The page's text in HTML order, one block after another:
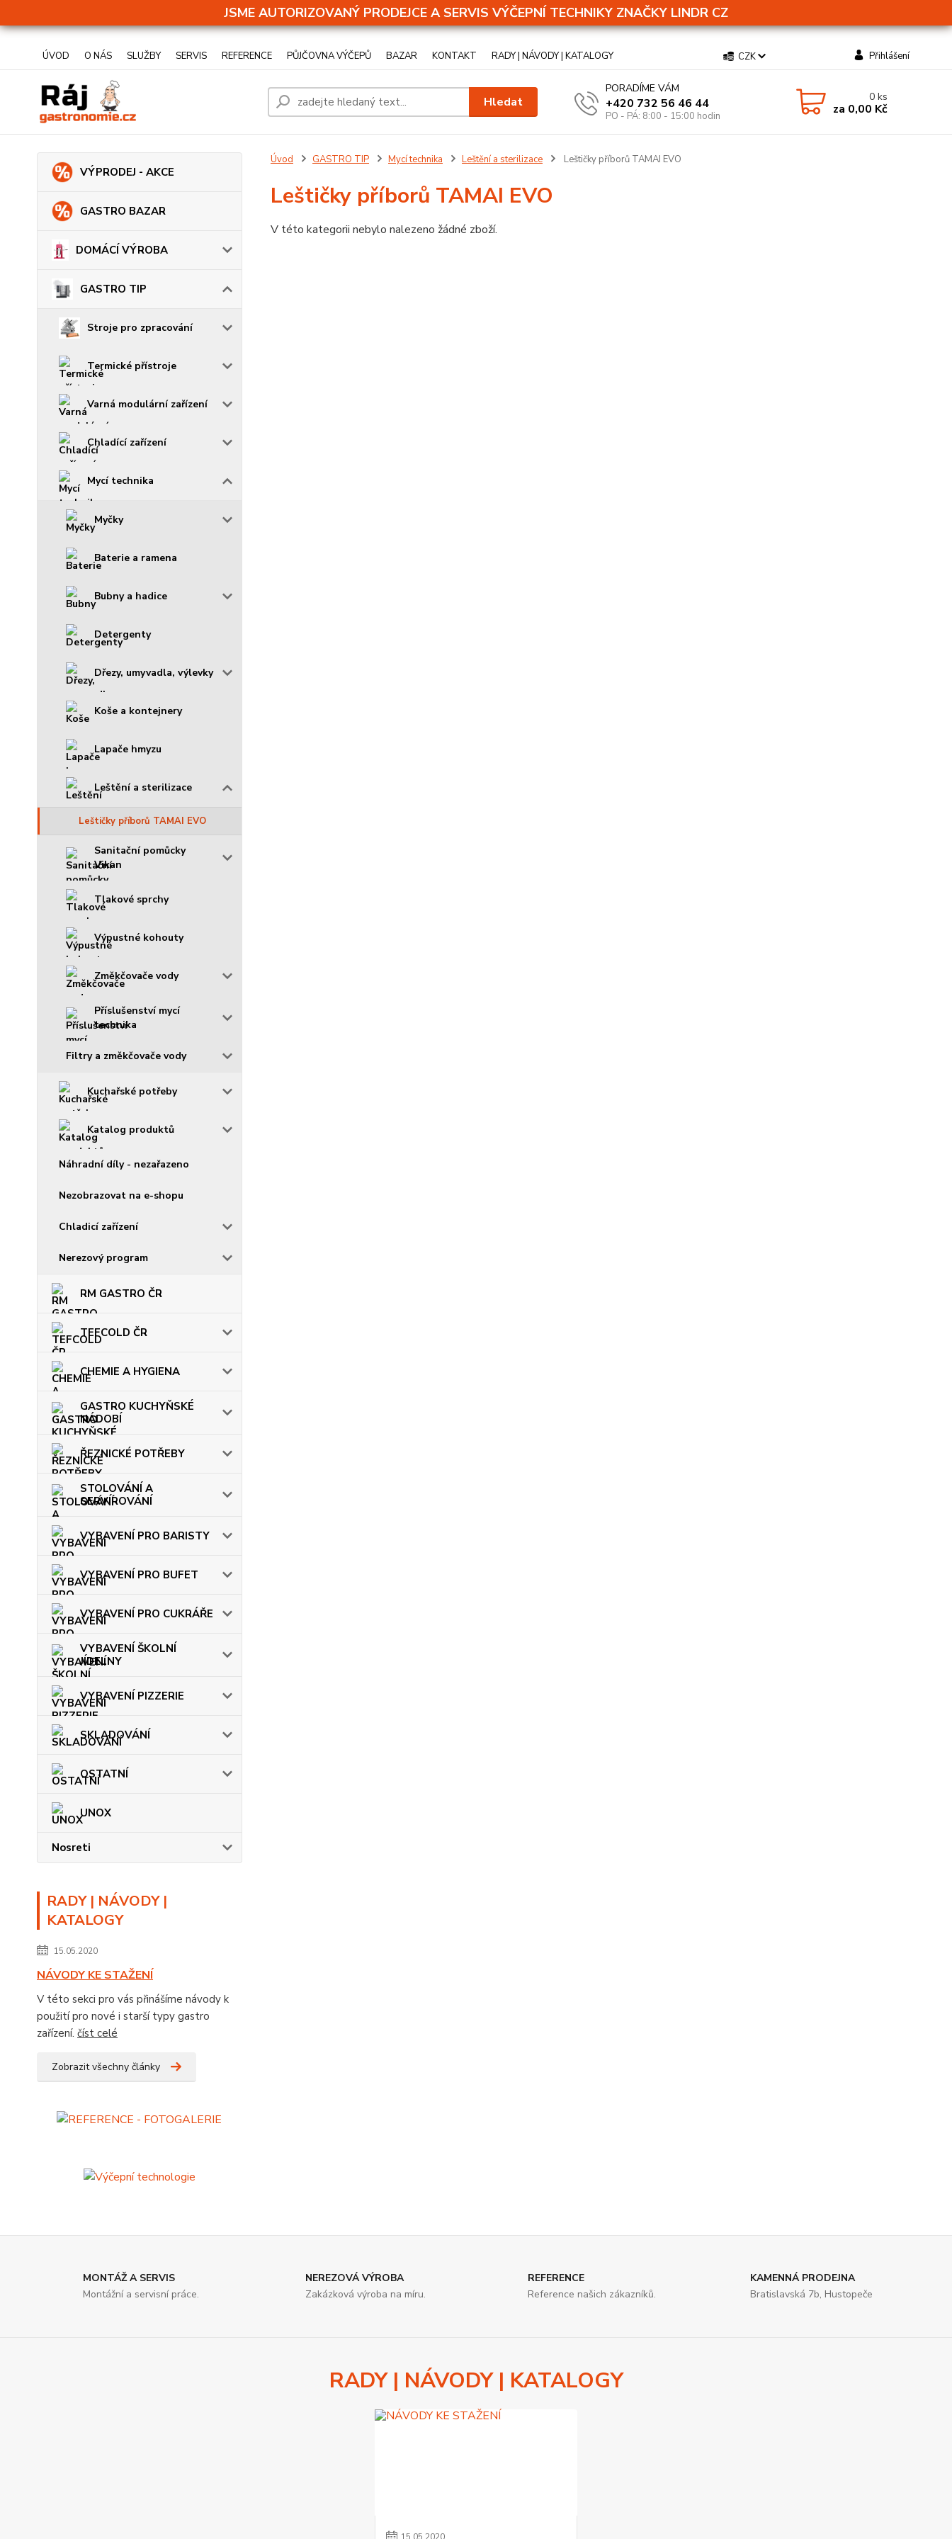
JSME AUTORIZOVANÝ PRODEJCE A SERVIS VÝČEPNÍ TECHNIKY ZNAČKY LINDR CZ
ÚVOD O NÁS SLUŽBY SERVIS REFERENCE PŮJČOVNA VÝČEPŮ BAZAR KONTAKT RADY | NÁVODY | KATALOGY CZK Přihlášení
Hledat
PORADÍME VÁM
+420 732 56 46 44
PO - PÁ: 8:00 - 15:00 hodin
0ks
za 0,00 Kč
VÝPRODEJ - AKCE
GASTRO BAZAR
DOMÁCÍ VÝROBA
GASTRO TIP
Stroje pro zpracování
Termické přístroje
Varná modulární zařízení
Chladící zařízení
Mycí technika
Myčky
Baterie a ramena
Bubny a hadice
Detergenty
Dřezy, umyvadla, výlevky
Koše a kontejnery
Lapače hmyzu
Leštění a sterilizace
Leštičky příborů TAMAI EVO
Sanitační pomůcky
Vikan
Tlakové sprchy
Výpustné kohouty
Změkčovače vody
Příslušenství mycí
technika
Filtry a změkčovače vody
Kuchařské potřeby
Katalog produktů
Náhradní díly - nezařazeno
Nezobrazovat na e-shopu
Chladicí zařízení
Nerezový program
RM GASTRO ČR
TEFCOLD ČR
CHEMIE A HYGIENA
GASTRO KUCHYŇSKÉ
NÁDOBÍ
ŘEZNICKÉ POTŘEBY
STOLOVÁNÍ A
SERVÍROVÁNÍ
VYBAVENÍ PRO BARISTY
VYBAVENÍ PRO BUFET
VYBAVENÍ PRO CUKRÁŘE
VYBAVENÍ ŠKOLNÍ
JÍDELNY
VYBAVENÍ PIZZERIE
SKLADOVÁNÍ
OSTATNÍ
UNOX
Nosreti
RADY | NÁVODY |
KATALOGY
15.05.2020
NÁVODY KE STAŽENÍ
V této sekci pro vás přinášíme návody k
použití pro nové i starší typy gastro
zařízení. číst celé
Zobrazit všechny články
Úvod GASTRO TIP Mycí technika Leštění a sterilizace Leštičky příborů TAMAI EVO
Leštičky příborů TAMAI EVO
V této kategorii nebylo nalezeno žádné zboží.
MONTÁŽ A SERVIS
Montážní a servisní práce.
NEREZOVÁ VÝROBA
Zakázková výroba na míru.
REFERENCE
Reference našich zákazníků.
KAMENNÁ PRODEJNA
Bratislavská 7b, Hustopeče
RADY | NÁVODY | KATALOGY